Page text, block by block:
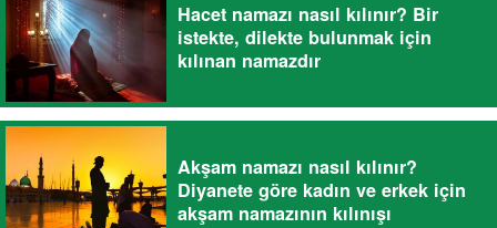
Hacet namazı nasıl kılınır? Bir
istekte, dilekte bulunmak için
kılınan namazdır
Akşam namazı nasıl kılınır?
Diyanete göre kadın ve erkek için
akşam namazının kılınışı